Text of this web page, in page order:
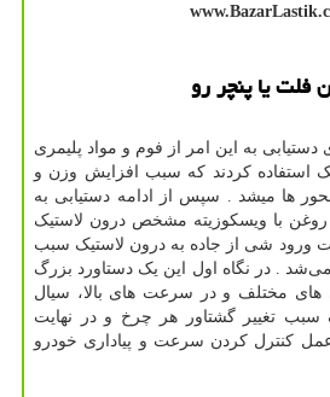
فلت یا پنچر رو
دستیابی به این امر از فوم و مواد پلیمری
استفاده کردند که سبب افزایش وزن و
ها میشد . سپس از ادامه دستیابی به
با ویسکوزیته مشخص درون لاستیک
ورود شی از جاده به درون لاستیک سبب
. در نگاه اول این یک دستاورد بزرگ
های مختلف و در سرعت های بالا، سیال
سبب تغییر گشتاور هر چرخ و در نهایت
کنترل کردن سرعت و پیاداری خودرو